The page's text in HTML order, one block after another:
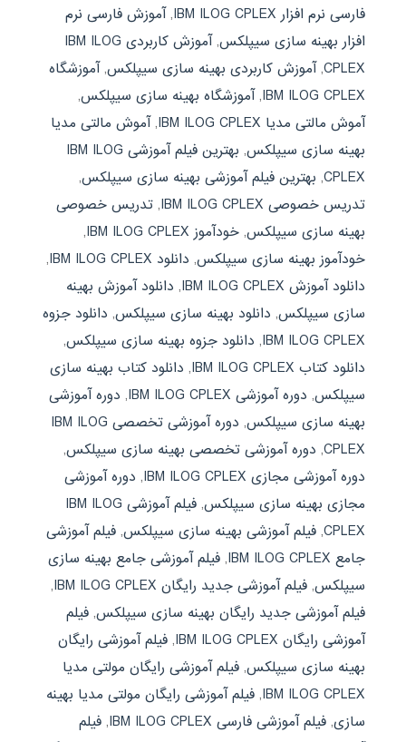
فارسی نرم افزار IBM ILOG CPLEX
,آموزش فارسی نرم
افزار بهینه سازی سیپلکس,
آموزش کاربردی IBM ILOG
CPLEX
,آموزش کاربردی بهینه سازی سیپلکس,آموزشگاه
IBM ILOG CPLEX
,آموزشگاه بهینه سازی سیپلکس,
آموش مالتی مدیا IBM ILOG CPLEX
,آموش مالتی مدیا
بهینه سازی سیپلکس,
بهترین فیلم آموزشی IBM ILOG
CPLEX
, بهترین فیلم آموزشی بهینه سازی سیپلکس,
تدریس خصوصی IBM ILOG CPLEX
, تدریس خصوصی
بهینه سازی سیپلکس, خودآموز IBM ILOG CPLEX
,
خودآموز بهینه سازی سیپلکس, دانلود IBM ILOG CPLEX
,
دانلود آموزش IBM ILOG CPLEX
, دانلود آموزش بهینه
سازی سیپلکس, دانلود بهینه سازی سیپلکس, دانلود جزوه
IBM ILOG CPLEX
, دانلود جزوه بهینه سازی سیپلکس,
دانلود کتاب IBM ILOG CPLEX
, دانلود کتاب بهینه سازی
سیپلکس, دوره آموزشی IBM ILOG CPLEX , دوره آموزشی
بهینه سازی سیپلکس,
دوره آموزشی تخصصی IBM ILOG
CPLEX
, دوره آموزشی تخصصی بهینه سازی سیپلکس,
دوره آموزشی مجازی IBM ILOG CPLEX
, دوره آموزشی
مجازی بهینه سازی سیپلکس,
فیلم آموزشی IBM ILOG
CPLEX
, فیلم آموزشی بهینه سازی سیپلکس, فیلم آموزشی
جامع IBM ILOG CPLEX
, فیلم آموزشی جامع بهینه سازی
سیپلکس, فیلم آموزشی جدید رایگان IBM ILOG CPLEX
,
فیلم آموزشی جدید رایگان بهینه سازی سیپلکس, فیلم
آموزشی رایگان IBM ILOG CPLEX
, فیلم آموزشی رایگان
بهینه سازی سیپلکس, فیلم آموزشی رایگان مولتی مدیا
IBM ILOG CPLEX
, فیلم آموزشی رایگان مولتی مدیا بهینه
سازی, فیلم آموزشی فارسی IBM ILOG CPLEX , فیلم